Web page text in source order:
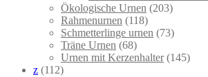
Ökologische Urnen (203)
Rahmenurnen (118)
Schmetterlinge urnen (73)
Träne Urnen (68)
Urnen mit Kerzenhalter (145)
z (112)